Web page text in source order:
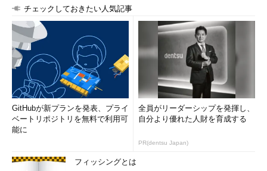
チェックしておきたい人気記事
GitHubが新プランを発表、プライ
ベートリポジトリを無料で利用可
能に
全員がリーダーシップを発揮し、
自分より優れた人財を育成する
PR(dentsu Japan)
フィッシングとは